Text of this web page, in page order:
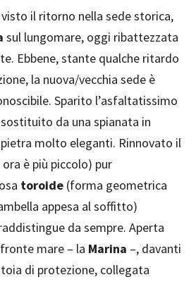
visto il ritorno nella sede storica,
sul lungomare, oggi ribattezzata
Ebbene, stante qualche ritardo
la nuova/vecchia sede è
Sparito l’asfaltatissimo
da una spianata in
molto eleganti. Rinnovato il
ora è più piccolo) pur
toroide (forma geometrica
appesa al soffitto)
da sempre. Aperta
mare – la Marina –, davanti
di protezione, collegata